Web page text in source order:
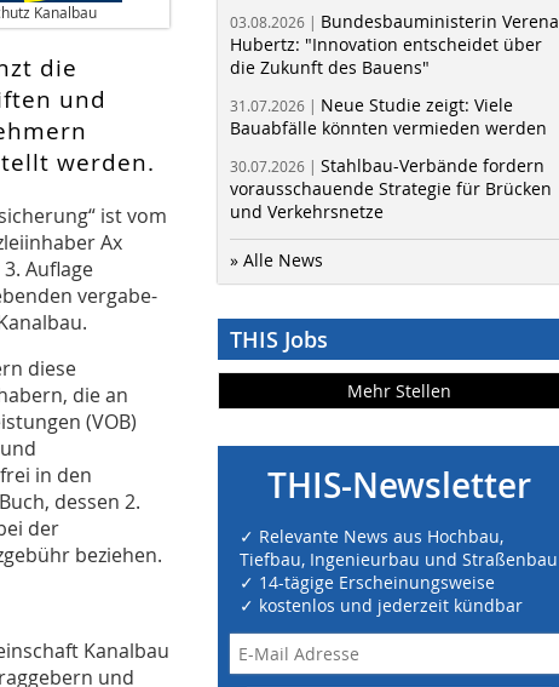
Kanalbau
die
und
werden.
ist vom
Ax
Auflage
vergabe-
diese
die an
(VOB)
in den
dessen 2.
der
beziehen.
Kanalbau
und
03.08.2026 | Bundesbauministerin Verena
Hubertz: "Innovation entscheidet über
die Zukunft des Bauens"
31.07.2026 | Neue Studie zeigt: Viele
Bauabfälle könnten vermieden werden
30.07.2026 | Stahlbau-Verbände fordern
vorausschauende Strategie für Brücken
und Verkehrsnetze
» Alle News
THIS Jobs
Mehr Stellen
THIS-Newsletter
✓ Relevante News aus Hochbau,
Tiefbau, Ingenieurbau und Straßenbau
✓ 14-tägige Erscheinungsweise
✓ kostenlos und jederzeit kündbar